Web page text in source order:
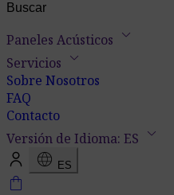
Paneles Acústicos keyboard_arrow_down
Servicios keyboard_arrow_down
Sobre Nosotros
FAQ
Contacto
Versión de Idioma: ES keyboard_arrow_down
language ES
shopping_bag